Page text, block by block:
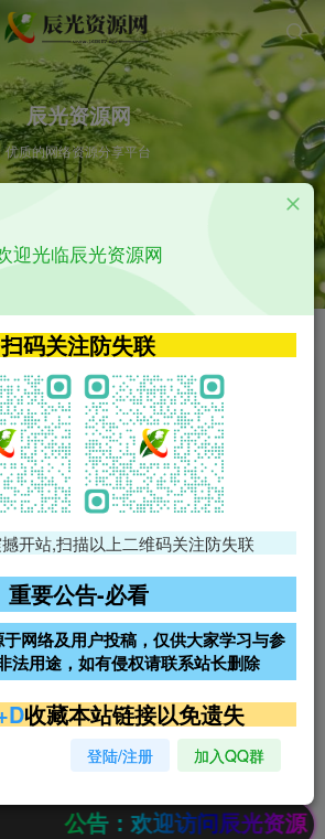
辰光资源网
优质的网络资源分享平台
APP源码
火
影视源码
影视源码
包
腾讯轻量4核4G3M服务器38元/
器68元/
雨云高防免备案服务器
招租 超低价文字广告位招租
超低价文字广告位招租
：欢迎访问辰光资源网，本站
迎光临辰光资源网
扫码关注防失联
开站,扫描以上二维码关注防失联
重要公告-必看
网络及用户投稿，仅供大家学习与参
法用途，如有侵权请联系站长删除
收藏本站链接以免遗失
登陆/注册 加入QQ群